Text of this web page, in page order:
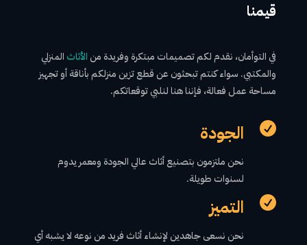
قيمنا
في التوأمان، نقدم لكم تصميمات مبتكرة وفريدة من الأثاث المنزلي
والمكتبي. سواء كنتم تبحثون عن قطع تزين منزلكم بأناقة أو تجهيز
مساحة عمل فعالة، فإننا هنا لنلبي توقعاتكم.
 الجودة
نحن ملتزمون بتصنيع أثاث عالي الجودة ومعمر يدوم
لسنوات طويلة.
 التميز
نحن نسعى جاهدين لإنشاء أثاث فريد من نوعه لا يشبه أي